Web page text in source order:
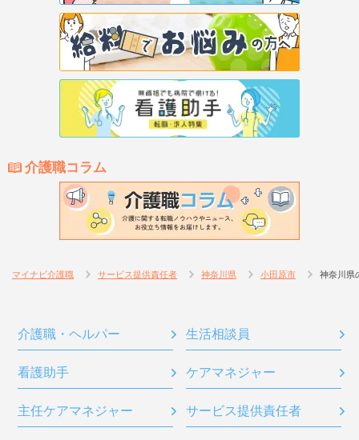
介護職コラム
マイナビ介護職 サービス提供責任者 神奈川県 小田原市 神奈川県
介護職・ヘルパー 生活相談員
看護助手 ケアマネジャー
主任ケアマネジャー サービス提供責任者